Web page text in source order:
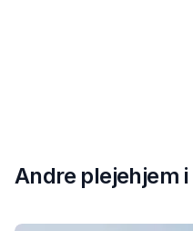
Andre plejehjem i